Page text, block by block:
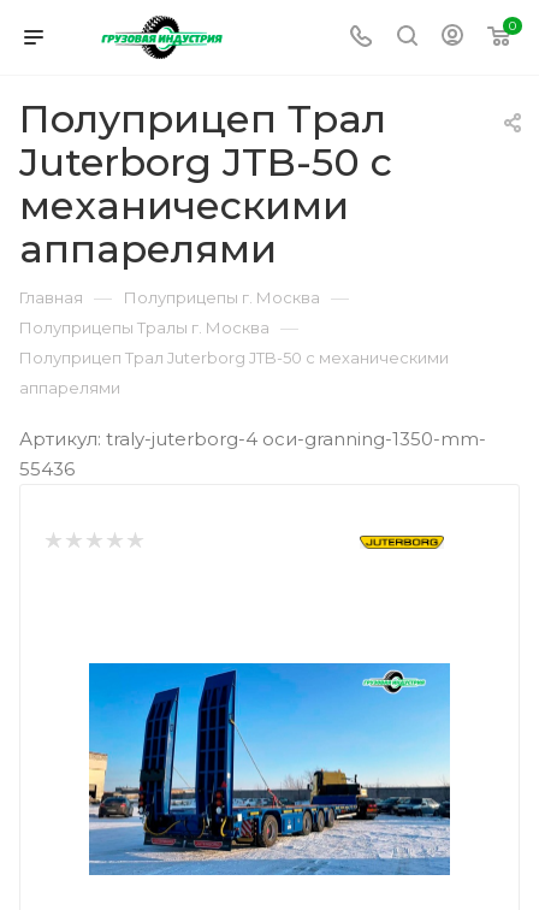
0
Полуприцеп Трал
Juterborg JTB-50 с
механическими
аппарелями
Главная — Полуприцепы г. Москва —
Полуприцепы Тралы г. Москва —
Полуприцеп Трал Juterborg JTB-50 с механическими
аппарелями
Артикул: traly-juterborg-4 оси-granning-1350-mm-
55436